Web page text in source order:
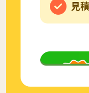
見